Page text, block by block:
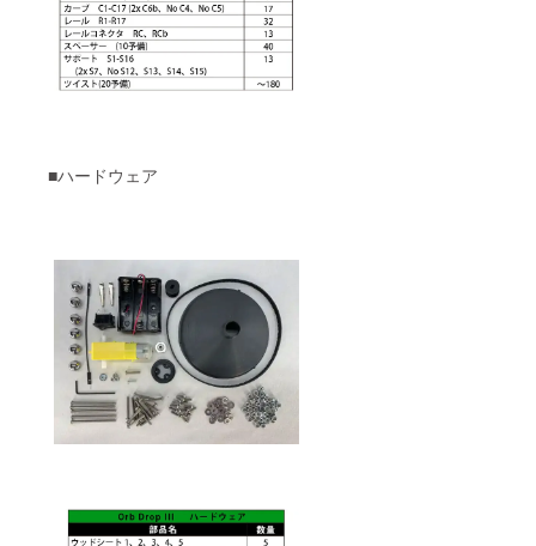
■ハードウェア